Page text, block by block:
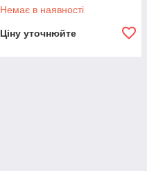
Немає в наявності
Ціну уточнюйте